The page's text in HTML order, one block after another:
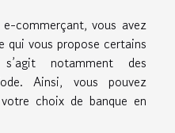
commerçant, vous avez
qui vous propose certains
notamment des
Ainsi, vous pouvez
choix de banque en